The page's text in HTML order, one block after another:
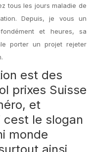
tous les jours maladie de
Depuis, je vous un
et heures, sa
porter un projet rejeter
est des
prixes Suisse
et
cest le slogan
monde